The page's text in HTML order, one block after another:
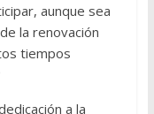
aunque sea
la renovación
tiempos
a la